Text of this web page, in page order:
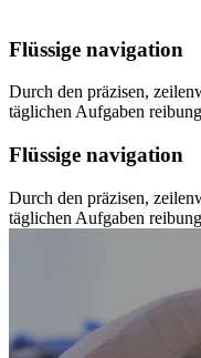
Flüssige navigation
Durch den präzisen,
täglichen Aufgaben
Flüssige navigation
Durch den präzisen,
täglichen Aufgaben